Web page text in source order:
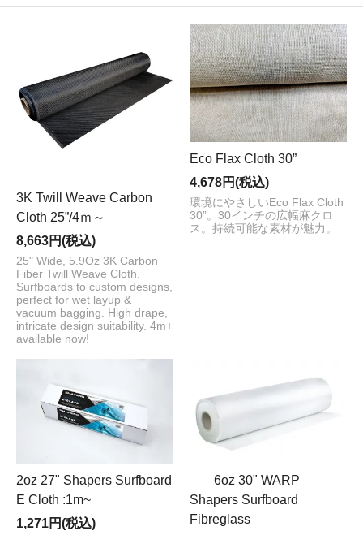
3K Twill Weave Carbon
Cloth 25”/4ｍ～
8,663円(税込)
25" Wide, 5.9Oz 3K Carbon
Fiber Twill Weave Cloth.
Surfboards to custom designs,
perfect for wet layup &
vacuum bagging. High drape,
intricate design suitability. 4m+
available now!
Eco Flax Cloth 30”
4,678円(税込)
環境にやさしいEco Flax Cloth
30”。30インチの広幅麻クロ
ス。持続可能な素材が魅力。
2oz 27" Shapers Surfboard
E Cloth :1m~
1,271円(税込)
6oz 30" WARP
Shapers Surfboard
Fibreglass